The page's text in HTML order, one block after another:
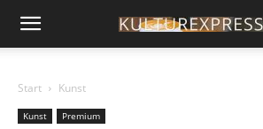
Start Kunst
Kunst Premium